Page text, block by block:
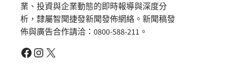
業、投資與企業動態的即時報導與深度分
析，隸屬智聞捷發新聞發佈網絡。新聞稿發
佈與廣告合作請洽：0800-588-211。
Facebook Instagram X